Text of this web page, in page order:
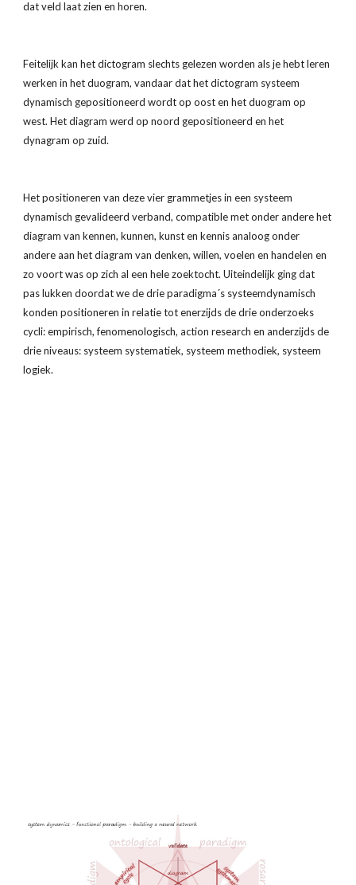
dat veld laat zien en horen.
Feitelijk kan het dictogram slechts gelezen worden als je hebt leren
werken in het duogram, vandaar dat het dictogram systeem
dynamisch gepositioneerd wordt op oost en het duogram op
west. Het diagram werd op noord gepositioneerd en het
dynagram op zuid.
Het positioneren van deze vier grammetjes in een systeem
dynamisch gevalideerd verband, compatible met onder andere het
diagram van kennen, kunnen, kunst en kennis analoog onder
andere aan het diagram van denken, willen, voelen en handelen en
zo voort was op zich al een hele zoektocht. Uiteindelijk ging dat
pas lukken doordat we de drie paradigma´s systeemdynamisch
konden positioneren in relatie tot enerzijds de drie onderzoeks
cycli: empirisch, fenomenologisch, action research en anderzijds de
drie niveaus: systeem systematiek, systeem methodiek, systeem
logiek.